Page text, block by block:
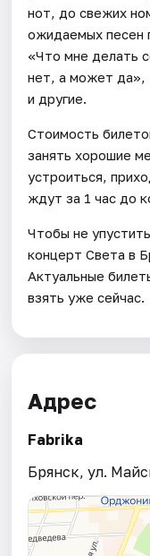
нот, до свежих
ожидаемых песен
«Что мне делать
нет, а может да»,
и другие.
Стоимость
занять хорошие
устроиться,
ждут за 1 час до
Чтобы не
концерт Света в
Актуальные
взять уже сейчас.
Адрес
Fabrika
Брянск, ул.